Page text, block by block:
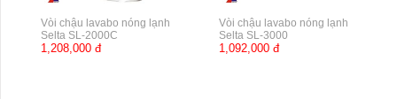
Vòi chậu lavabo nóng lạnh
Selta SL-2000C
1,208,000 đ
Vòi chậu lavabo nóng lạnh
Selta SL-3000
1,092,000 đ